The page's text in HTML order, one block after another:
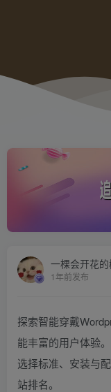
一棵会开花
1年前发布
探索智能穿戴
能丰富的用户体验
选择标准、安装与
站排名。